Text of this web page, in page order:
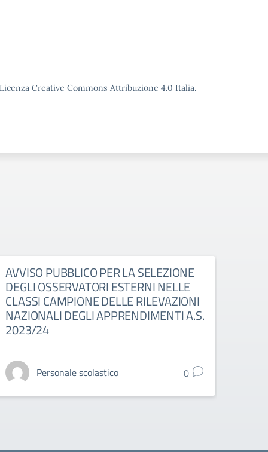
Creative Commons Attribuzione 4.0 Italia.
AVVISO PUBBLICO PER LA SELEZIONE
DEGLI OSSERVATORI ESTERNI NELLE
CLASSI CAMPIONE DELLE RILEVAZIONI
NAZIONALI DEGLI APPRENDIMENTI A.S.
2023/24
Personale scolastico 0